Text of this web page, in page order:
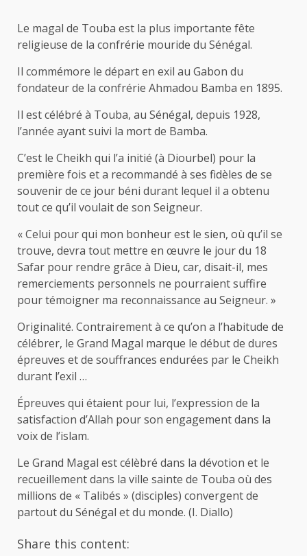
Le magal de Touba est la plus importante fête
religieuse de la confrérie mouride du Sénégal.
Il commémore le départ en exil au Gabon du
fondateur de la confrérie Ahmadou Bamba en 1895.
Il est célébré à Touba, au Sénégal, depuis 1928,
l’année ayant suivi la mort de Bamba.
C’est le Cheikh qui l’a initié (à Diourbel) pour la
première fois et a recommandé à ses fidèles de se
souvenir de ce jour béni durant lequel il a obtenu
tout ce qu’il voulait de son Seigneur.
« Celui pour qui mon bonheur est le sien, où qu’il se
trouve, devra tout mettre en œuvre le jour du 18
Safar pour rendre grâce à Dieu, car, disait-il, mes
remerciements personnels ne pourraient suffire
pour témoigner ma reconnaissance au Seigneur. »
Originalité. Contrairement à ce qu’on a l’habitude de
célébrer, le Grand Magal marque le début de dures
épreuves et de souffrances endurées par le Cheikh
durant l’exil …
Épreuves qui étaient pour lui, l’expression de la
satisfaction d’Allah pour son engagement dans la
voix de l’islam.
Le Grand Magal est célèbré dans la dévotion et le
recueillement dans la ville sainte de Touba où des
millions de « Talibés » (disciples) convergent de
partout du Sénégal et du monde. (I. Diallo)
Share this content: